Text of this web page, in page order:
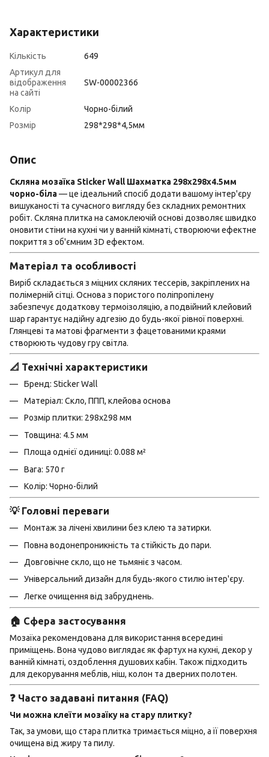
Характеристики
Кількість
649
Артикул для
відображення
на сайті
SW-00002366
Колір
Чорно-білий
Розмір
298*298*4,5мм
Опис
Скляна мозаїка Sticker Wall Шахматка 298х298х4.5мм
чорно-біла— це ідеальний спосіб додати вашому інтер'єру
вишуканості та сучасного вигляду без складних ремонтних
робіт. Скляна плитка на самоклеючій основі дозволяє швидко
оновити стіни на кухні чи у ванній кімнаті, створюючи ефектне
покриття з об'ємним 3D ефектом.
Матеріал та особливості
Виріб складається з міцних скляних тессерів, закріплених на
полімерній сітці. Основа з пористого поліпропілену
забезпечує додаткову термоізоляцію, а подвійний клейовий
шар гарантує надійну адгезію до будь-якої рівної поверхні.
Глянцеві та матові фрагменти з фацетованими краями
створюють чудову гру світла.
📐 Технічні характеристики
Бренд: Sticker Wall
Матеріал: Скло, ППП, клейова основа
Розмір плитки: 298х298 мм
Товщина: 4.5 мм
Площа однієї одиниці: 0.088 м²
Вага: 570 г
Колір: Чорно-білий
💡 Головні переваги
Монтаж за лічені хвилини без клею та затирки.
Повна водонепроникність та стійкість до пари.
Довговічне скло, що не тьмяніє з часом.
Універсальний дизайн для будь-якого стилю інтер'єру.
Легке очищення від забруднень.
🏠 Сфера застосування
Мозаїка рекомендована для використання всередині
приміщень. Вона чудово виглядає як фартух на кухні, декор у
ванній кімнаті, оздоблення душових кабін. Також підходить
для декорування меблів, ніш, колон та дверних полотен.
❓ Часто задавані питання (FAQ)
Чи можна клеїти мозаїку на стару плитку?
Так, за умови, що стара плитка тримається міцно, а її поверхня
очищена від жиру та пилу.